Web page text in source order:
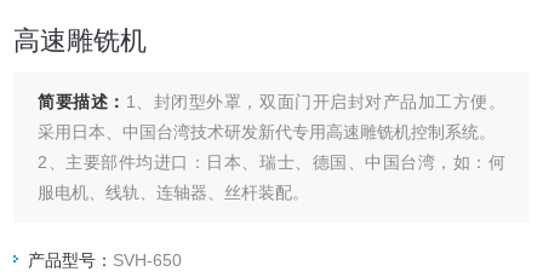
高速雕铣机
简要描述： 1、封闭型外罩，双面门开启封对产品加工方便。
采用日本、中国台湾技术研发新代专用高速雕铣机控制系统。
2、主要部件均进口：日本、瑞士、德国、中国台湾，如：何
服电机、线轨、连轴器、丝杆装配。
工。
产品型号： SVH-650